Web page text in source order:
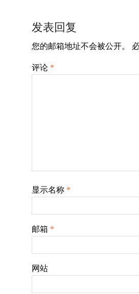
导
航
发表回复
您的邮箱地址不会被公开。
评论 *
显示名称 *
邮箱 *
网站